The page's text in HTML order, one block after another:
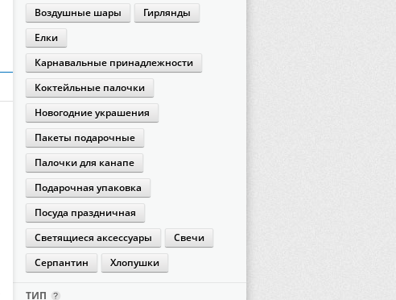
Воздушные шары
Гирлянды
Елки
Карнавальные принадлежности
Коктейльные палочки
Новогодние украшения
Пакеты подарочные
Палочки для канапе
Подарочная упаковка
Посуда праздничная
Светящиеся аксессуары
Свечи
Серпантин
Хлопушки
ТИП